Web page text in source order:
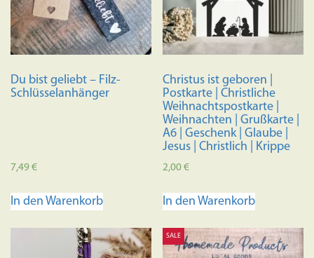
Du bist geliebt – Filz-
Schlüsselanhänger
7,49€
In den Warenkorb
Christus ist geboren |
Postkarte | Christliche
Weihnachtspostkarte |
Weihnachten | Grußkarte |
A6 | Geschenk | Glaube |
Jesus | Christlich | Krippe
2,00€
In den Warenkorb
SALE